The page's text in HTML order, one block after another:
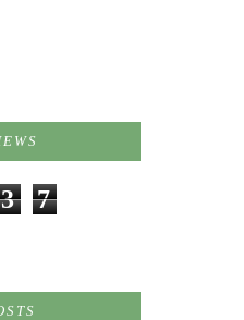
3 7